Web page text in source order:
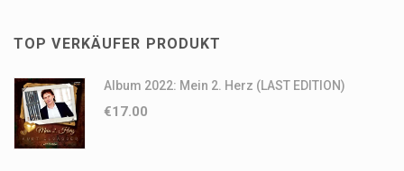
TOP VERKÄUFER PRODUKT
Album 2022: Mein 2. Herz (LAST EDITION)
€17.00